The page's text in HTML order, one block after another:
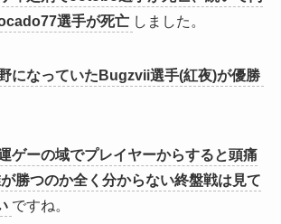
選手が死亡 しました。
になっていたBugzvii選手(紅夜)が優勝
ゲーの域でプレイヤーからすると頭痛
勝つのか全く分からない終盤戦は見て
ですね。